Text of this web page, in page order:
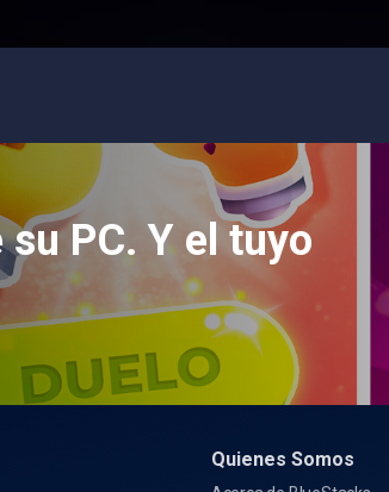
PC. Y el tuyo
Quienes Somos